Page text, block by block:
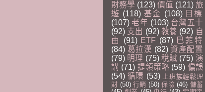
財務學 (123) 價值 (121) 旅
遊 (118) 基金 (108) 目標
(107) 老年 (103) 台灣五十
(92) 支出 (92) 教養 (92) 自
由
(91) ETF (87) 巴菲特
(84) 葛拉漢 (82) 資產配置
(79) 明理 (75) 稅賦 (75) 演
講 (71) 提領策略 (59) 偏誤
(54) 循環 (53)
上班族輕鬆理
財 (50) 行銷 (50) 保險 (46) 儲蓄